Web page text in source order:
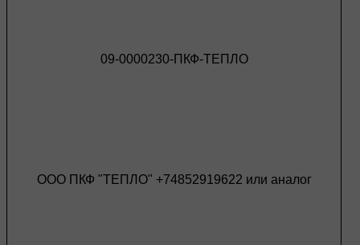
09-0000230-ПКФ-ТЕПЛО
ООО ПКФ "ТЕПЛО" +74852919622 или аналог